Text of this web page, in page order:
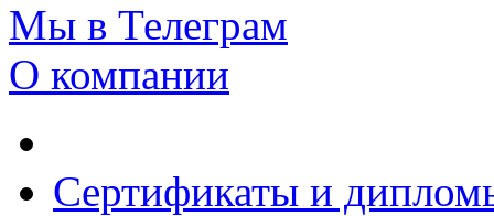
Мы в Телеграм
О компании
Сертификаты и